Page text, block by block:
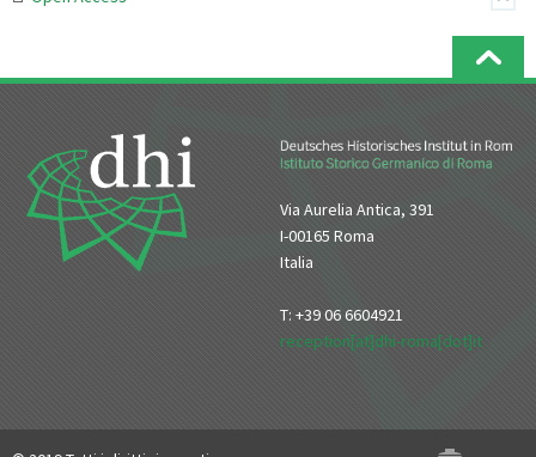
Via Aurelia Antica, 391
I-00165 Roma
Italia
T: +39 06 6604921
reception[at]dhi-roma[dot]it